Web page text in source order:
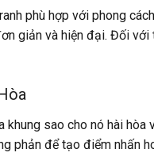
phù hợp với phong
giản và hiện đại. Đối
khung sao cho nó hài
phản để tạo điểm nhấn